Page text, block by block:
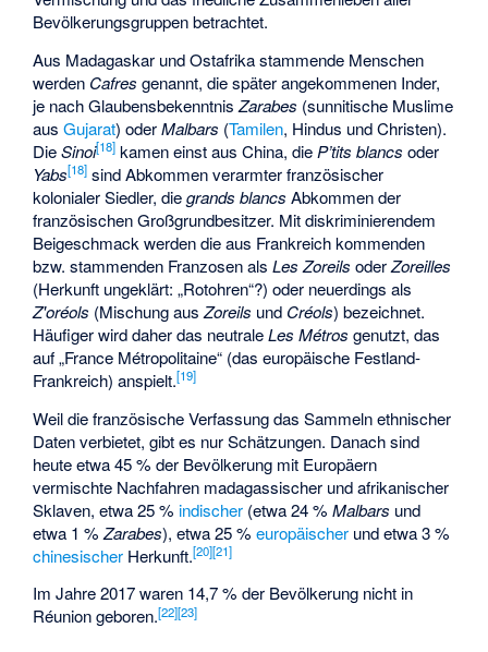
Bevölkerungsgruppen betrachtet.
Aus Madagaskar und Ostafrika stammende Menschen
werden Cafres genannt, die später angekommenen Inder,
je nach GlaubensbekenntnisZarabes (sunnitische Muslime
ausGujarat) oderMalbars (Tamilen, Hindus und Christen).
DieSinoi[18] kamen einst aus China, die P’tits blancs oder
Yabs[18] sind Abkommen verarmter französischer
kolonialer Siedler, diegrands blancs Abkommen der
französischen Großgrundbesitzer. Mit diskriminierendem
Beigeschmack werden die aus Frankreich kommenden
bzw. stammenden Franzosen alsLes Zoreils oderZoreilles
(Herkunft ungeklärt: „Rotohren“?) oder neuerdings als
Z'oréols (Mischung ausZoreils und Créols) bezeichnet.
Häufiger wird daher das neutraleLes Métros genutzt, das
auf „France Métropolitaine“ (das europäische Festland-
Frankreich) anspielt.[19]
Weil die französische Verfassung das Sammeln ethnischer
Daten verbietet, gibt es nur Schätzungen. Danach sind
heute etwa 45 % der Bevölkerung mit Europäern
vermischte Nachfahren madagassischer und afrikanischer
Sklaven, etwa 25 % indischer (etwa 24 %Malbars und
etwa 1 %Zarabes), etwa 25 %europäischer und etwa 3 %
chinesischer Herkunft.[20][21]
Im Jahre 2017 waren 14,7 % der Bevölkerung nicht in
Réunion geboren.[22][23]